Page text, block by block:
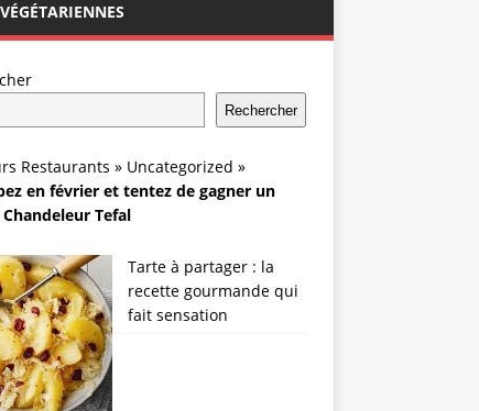
Rechercher
Restaurants » Uncategorized »
en février et tentez de gagner un
Tefal
Tarte à partager : la
recette gourmande qui
fait sensation